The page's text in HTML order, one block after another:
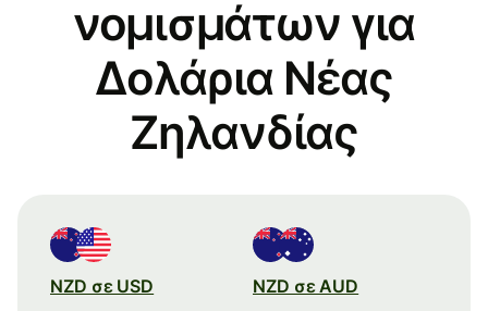
νομισμάτων για
Δολάρια Νέας
Ζηλανδίας
NZD σε USD NZD σε AUD